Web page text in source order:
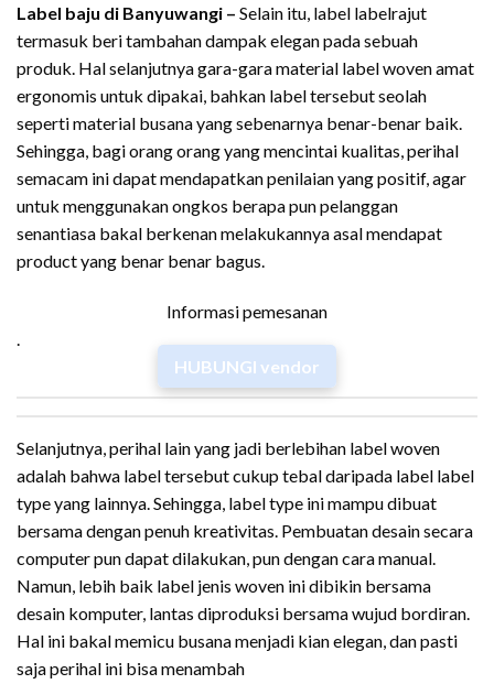
Label baju di Banyuwangi – Selain itu, label labelrajut
termasuk beri tambahan dampak elegan pada sebuah
produk. Hal selanjutnya gara-gara material label woven amat
ergonomis untuk dipakai, bahkan label tersebut seolah
seperti material busana yang sebenarnya benar-benar baik.
Sehingga, bagi orang orang yang mencintai kualitas, perihal
semacam ini dapat mendapatkan penilaian yang positif, agar
untuk menggunakan ongkos berapa pun pelanggan
senantiasa bakal berkenan melakukannya asal mendapat
product yang benar benar bagus.
Informasi pemesanan
HUBUNGI vendor
Selanjutnya, perihal lain yang jadi berlebihan label woven
adalah bahwa label tersebut cukup tebal daripada label label
type yang lainnya. Sehingga, label type ini mampu dibuat
bersama dengan penuh kreativitas. Pembuatan desain secara
computer pun dapat dilakukan, pun dengan cara manual.
Namun, lebih baik label jenis woven ini dibikin bersama
desain komputer, lantas diproduksi bersama wujud bordiran.
Hal ini bakal memicu busana menjadi kian elegan, dan pasti
saja perihal ini bisa menambah